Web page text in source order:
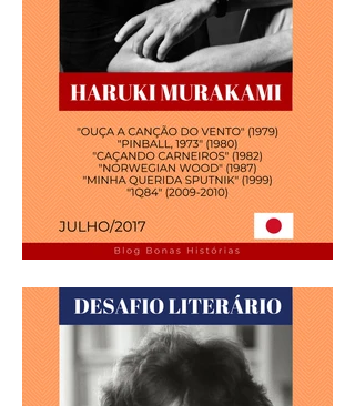
Análise Literária: Haruki
Murakami